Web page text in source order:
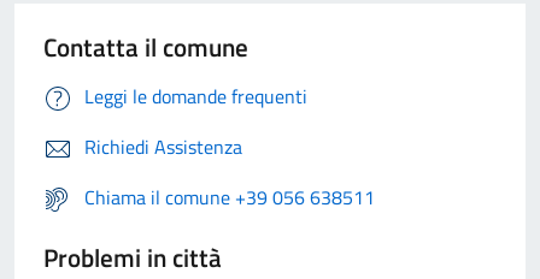
Contatta il comune
Leggi le domande frequenti
Richiedi Assistenza
Chiama il comune +39 056 638511
Problemi in città